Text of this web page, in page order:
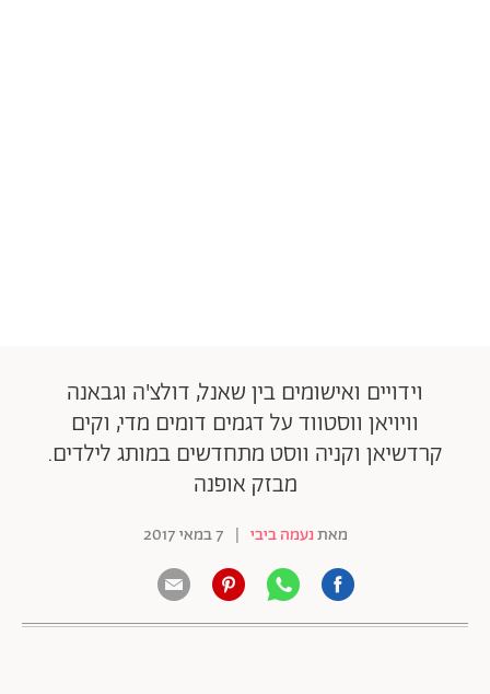
וידויים ואישומים בין שאנל, דולצ'ה וגבאנה
וויויאן ווסטווד על דגמים דומים מדי, וקים
קרדשיאן וקניה ווסט מתחדשים במותג לילדים.
מבזק אופנה
מאתנעמה ביבי | 7 במאי 2017